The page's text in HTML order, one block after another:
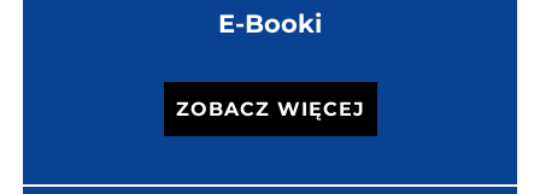
E-Booki
ZOBACZ WIĘCEJ